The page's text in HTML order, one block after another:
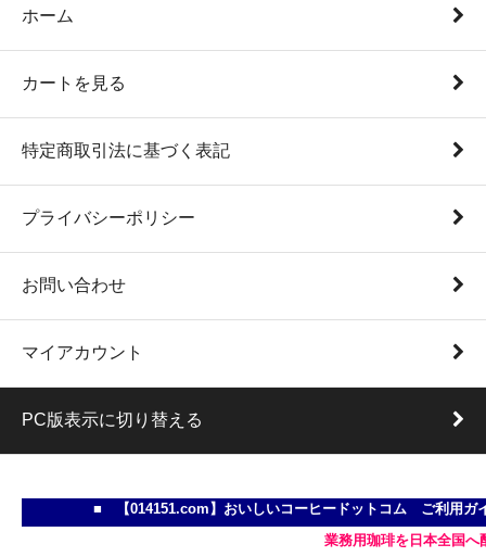
ホーム
カートを見る
特定商取引法に基づく表記
プライバシーポリシー
お問い合わせ
マイアカウント
PC版表示に切り替える
■ 【014151.com】おいしいコーヒードットコム ご利用
業務用珈琲を日本全国へ